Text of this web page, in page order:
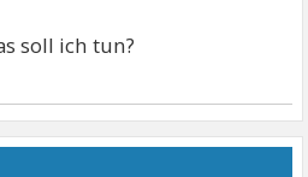
soll ich tun?